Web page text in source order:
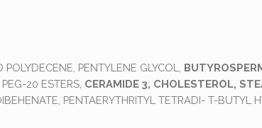
PENTYLENE GLYCOL,
20 ESTERS, CERAMIDE 3, CHOLESTEROL,
PENTAERYTHRITYL TETRADI- T-